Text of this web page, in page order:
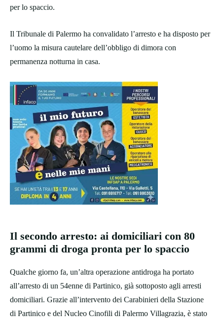
per lo spaccio.
Il Tribunale di Palermo ha convalidato l’arresto e ha disposto per
l’uomo la misura cautelare dell’obbligo di dimora con
permanenza notturna in casa.
Il secondo arresto: ai domiciliari con 80
grammi di droga pronta per lo spaccio
Qualche giorno fa, un’altra operazione antidroga ha portato
all’arresto di un 54enne di Partinico, già sottoposto agli arresti
domiciliari. Grazie all’intervento dei Carabinieri della Stazione
di Partinico e del Nucleo Cinofili di Palermo Villagrazia, è stato